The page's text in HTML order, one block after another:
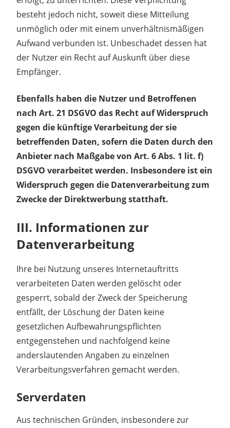
besteht jedoch nicht, soweit diese Mitteilung
unmöglich oder mit einem unverhältnismäßigen
Aufwand verbunden ist. Unbeschadet dessen hat
der Nutzer ein Recht auf Auskunft über diese
Empfänger.
Ebenfalls haben die Nutzer und Betroffenen
nach Art. 21 DSGVO das Recht auf Widerspruch
gegen die künftige Verarbeitung der sie
betreffenden Daten, sofern die Daten durch den
Anbieter nach Maßgabe von Art. 6 Abs. 1 lit. f)
DSGVO verarbeitet werden. Insbesondere ist ein
Widerspruch gegen die Datenverarbeitung zum
Zwecke der Direktwerbung statthaft.
III. Informationen zur
Datenverarbeitung
Ihre bei Nutzung unseres Internetauftritts
verarbeiteten Daten werden gelöscht oder
gesperrt, sobald der Zweck der Speicherung
entfällt, der Löschung der Daten keine
gesetzlichen Aufbewahrungspflichten
entgegenstehen und nachfolgend keine
anderslautenden Angaben zu einzelnen
Verarbeitungsverfahren gemacht werden.
Serverdaten
Aus technischen Gründen, insbesondere zur